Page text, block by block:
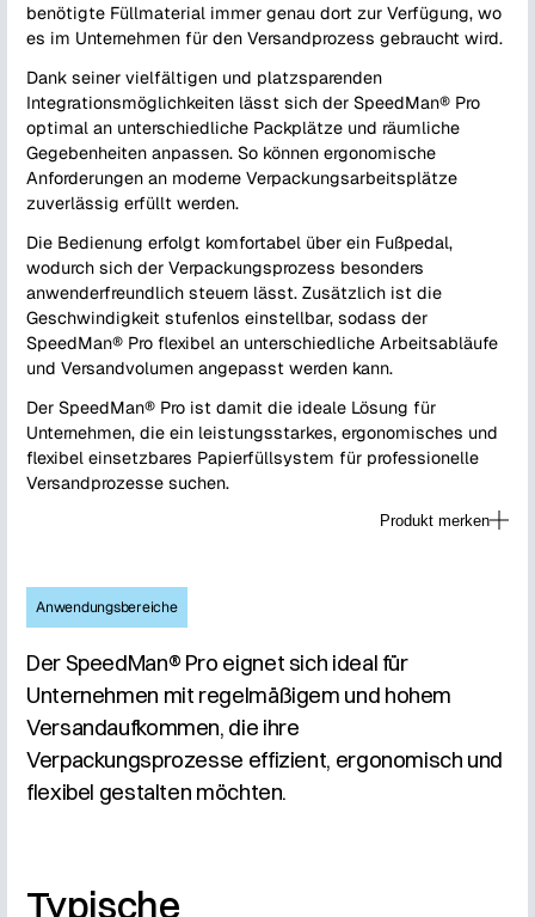
benötigte Füllmaterial immer genau dort zur Verfügung, wo
es im Unternehmen für den Versandprozess gebraucht wird.
Dank seiner vielfältigen und platzsparenden
Integrationsmöglichkeiten lässt sich der SpeedMan® Pro
optimal an unterschiedliche Packplätze und räumliche
Gegebenheiten anpassen. So können ergonomische
Anforderungen an moderne Verpackungsarbeitsplätze
zuverlässig erfüllt werden.
Die Bedienung erfolgt komfortabel über ein Fußpedal,
wodurch sich der Verpackungsprozess besonders
anwenderfreundlich steuern lässt. Zusätzlich ist die
Geschwindigkeit stufenlos einstellbar, sodass der
SpeedMan® Pro flexibel an unterschiedliche Arbeitsabläufe
und Versandvolumen angepasst werden kann.
Der SpeedMan® Pro ist damit die ideale Lösung für
Unternehmen, die ein leistungsstarkes, ergonomisches und
flexibel einsetzbares Papierfüllsystem für professionelle
Versandprozesse suchen.
Produkt merken
Anwendungsbereiche
Der SpeedMan® Pro eignet sich ideal für
Unternehmen mit regelmäßigem und hohem
Versandaufkommen, die ihre
Verpackungsprozesse effizient, ergonomisch und
flexibel gestalten möchten.
Typische